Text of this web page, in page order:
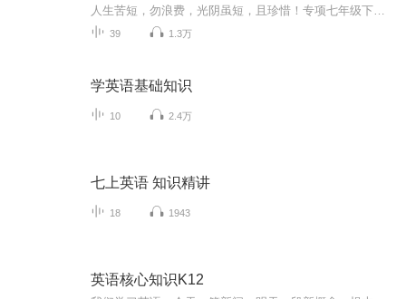
39 1.3万
学英语基础知识
10 2.4万
七上英语 知识精讲
18 1943
英语核心知识K12